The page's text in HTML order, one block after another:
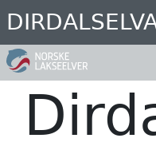
Hopp
til
hovedinnhold